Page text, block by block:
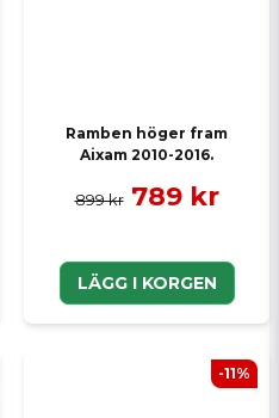
Ramben höger fram
Aixam 2010-2016.
899 kr 789 kr
LÄGG I KORGEN
-11%